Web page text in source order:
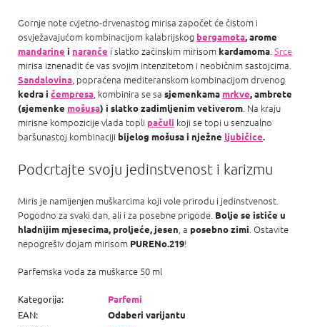
Gornje note cvjetno-drvenastog mirisa započet će čistom i
osvježavajućom kombinacijom kalabrijskog bergamota, arome
mandarine i naranče i slatko začinskim mirisom kardamoma.Srce
mirisa iznenadit će vas svojim intenzitetom i neobičnim sastojcima.
Sandalovina, popraćena mediteranskom kombinacijom drvenog
kedra i čempresa, kombinira se sa sjemenkama mrkve, ambrete
(sjemenke mošusa) i slatko zadimljenim vetiverom. Na kraju
mirisne kompozicije vlada topli pačuli koji se topi u senzualno
baršunastoj kombinaciji bijelog mošusa i nježne ljubičice.
Podcrtajte svoju jedinstvenost i karizmu
Miris je namijenjen muškarcima koji vole prirodu i jedinstvenost.
Pogodno za svaki dan, ali i za posebne prigode. Bolje se ističe u
hladnijim mjesecima, proljeće, jesen, a posebno zimi. Ostavite
nepogrešiv dojam mirisom PURENo.219!
Parfemska voda za muškarce 50 ml
Kategorija:
Parfemi
EAN:
Odaberi varijantu